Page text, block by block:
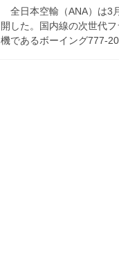
全日本空輸（ANA）は3
開した。国内線の次世代
機であるボーイング777-